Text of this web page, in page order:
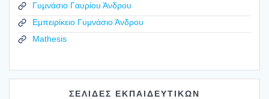
Γυμνάσιο Γαυρίου Άνδρου
Εμπειρίκειο Γυμνάσιο Άνδρου
Mathesis
ΣΕΛΙΔΕΣ ΕΚΠΑΙΔΕΥΤΙΚΩΝ